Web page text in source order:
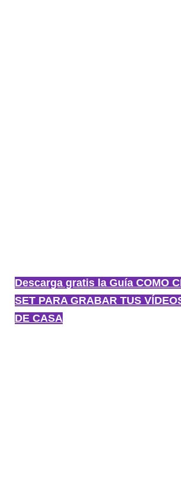
Descarga gratis la Guía COMO
SET PARA GRABAR TUS
DE CASA